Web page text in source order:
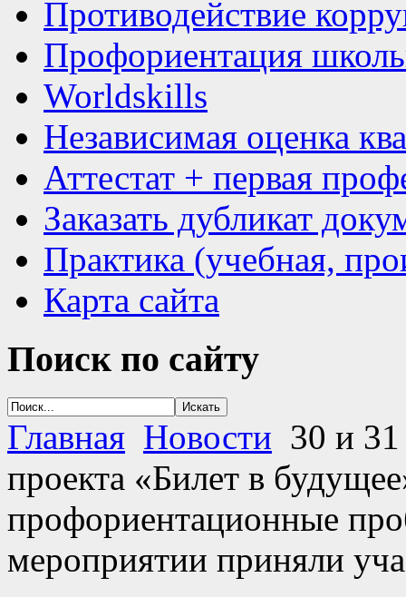
Противодействие
Профориентация
Worldskills
Независимая оценка
Аттестат + первая
Заказать дубликат
Практика (учебная,
Карта сайта
Поиск по сайту
Главная Новости 30 и 31
проекта «Билет в
профориентационные
мероприятии приняли